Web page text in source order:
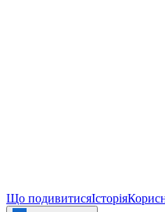
Що подивитисяІсторія